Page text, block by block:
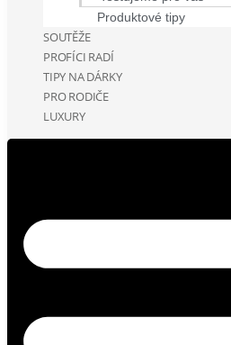
Produktové tipy
SOUTĚŽE
PROFÍCI RADÍ
TIPY NA DÁRKY
PRO RODIČE
LUXURY